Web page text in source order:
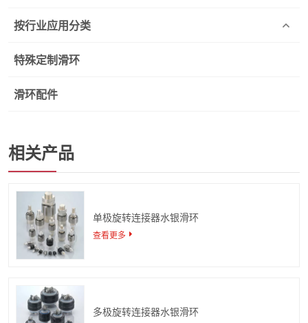
按行业应用分类
特殊定制滑环
滑环配件
相关产品
单极旋转连接器水银滑环
查看更多
多极旋转连接器水银滑环